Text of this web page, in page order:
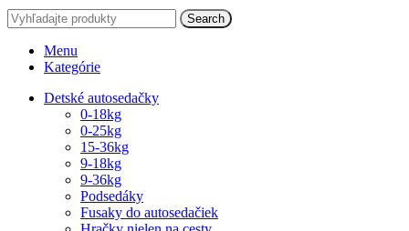
Search
Menu
Kategórie
Detské autosedačky
0-18kg
0-25kg
15-36kg
9-18kg
9-36kg
Podsedáky
Fusaky do autosedačiek